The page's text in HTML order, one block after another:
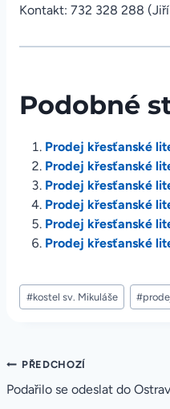
Kontakt: 732 328 288
Podobné
Prodej křesťanské
Prodej křesťanské
Prodej křesťanské
Prodej křesťanské
Prodej křesťanské
Prodej křesťanské
Štítky
příspěvků:
#kostel sv. Mikuláše #
Navigace
pro
PŘEDCHOZÍ
Podařilo se odeslat do